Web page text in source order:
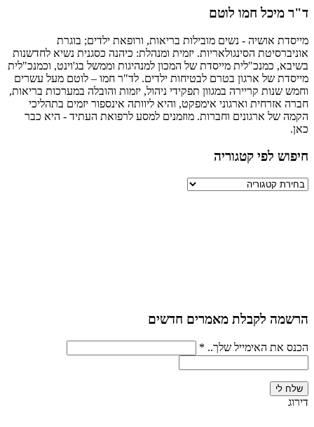
חמו לוטם
אושיה - נשים מובילות בריאות, ורופאת ילדים; בוגרת
הסינגולאריות. יזמית ומנהלת: כיהנה כסגנית נשיא לחדשנות
כמנכ"לית מייסדת של המכון למנהיגות וממשל בג'וינט, וכמנכ"לית
של ארגון בטרם לבטיחות ילדים. לד"ר חמו – לוטם מעל עשרים
קריירה במגוון תפקידי ניהול, יזמות והובלה במערכות בריאות,
וארגוני אימפקט, והיא ליוותה אינספור יזמים בתהליכי
של ארגונים וחברות. מוזמנים למסע לרפואת העתיד - היא כבר
לפי קטגוריה
לקבלת מאמרים חדשים
את האימייל שלך.. *